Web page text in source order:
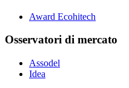
Award Ecohitech
Osservatori di mercato
Assodel
Idea